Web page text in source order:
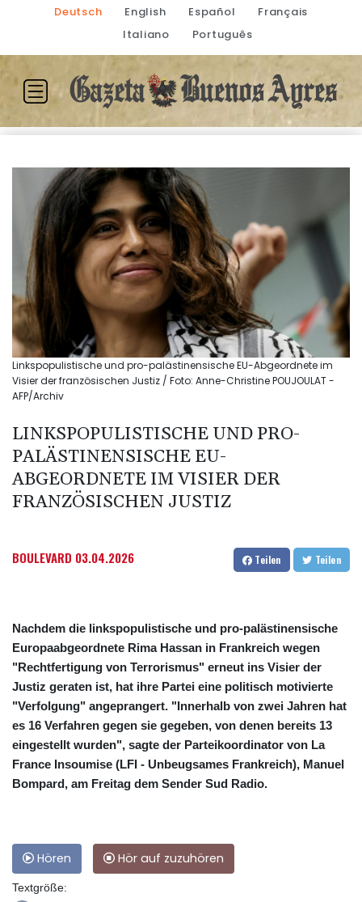
Deutsch English Español
Français
Italiano
Português
Linkspopulistische und pro-palästinensische EU-Abgeordnete im
Visier der französischen Justiz / Foto: Anne-Christine POUJOULAT -
AFP/Archiv
LINKSPOPULISTISCHE UND PRO-
PALÄSTINENSISCHE EU-
ABGEORDNETE IM VISIER DER
FRANZÖSISCHEN JUSTIZ
BOULEVARD 03.04.2026 Teilen Teilen
Nachdem die linkspopulistische und pro-palästinensische
Europaabgeordnete Rima Hassan in Frankreich wegen
"Rechtfertigung von Terrorismus" erneut ins Visier der
Justiz geraten ist, hat ihre Partei eine politisch motivierte
"Verfolgung" angeprangert. "Innerhalb von zwei Jahren hat
es 16 Verfahren gegen sie gegeben, von denen bereits 13
eingestellt wurden", sagte der Parteikoordinator von La
France Insoumise (LFI - Unbeugsames Frankreich), Manuel
Bompard, am Freitag dem Sender Sud Radio.
Hören Hör auf zuzuhören
Textgröße: